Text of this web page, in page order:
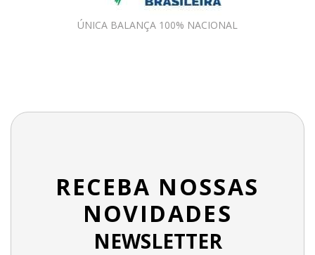
ÚNICA BALANÇA 100% NACIONAL
RECEBA NOSSAS
NOVIDADES
NEWSLETTER